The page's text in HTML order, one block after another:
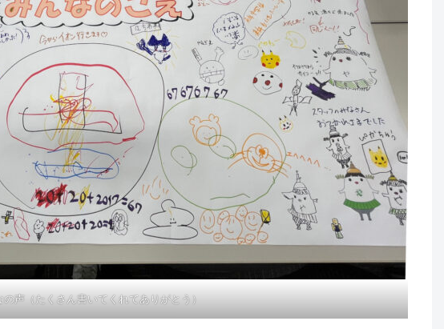
の声（たくさん書いてくれてありがとう）